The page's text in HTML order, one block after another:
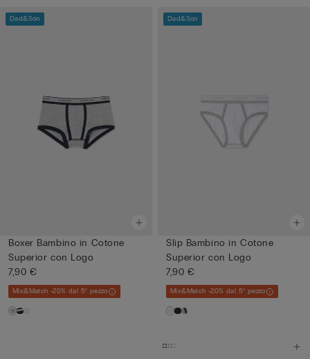
Dad&Son
Boxer Bambino in Cotone
Superior con Logo
7,90 €
Mix&Match -20% dal 5° pezzo
Dad&Son
Slip Bambino in Cotone
Superior con Logo
7,90 €
Mix&Match -20% dal 5° pezzo